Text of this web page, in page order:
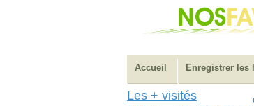
Accueil Enregistrer les
Les + visités